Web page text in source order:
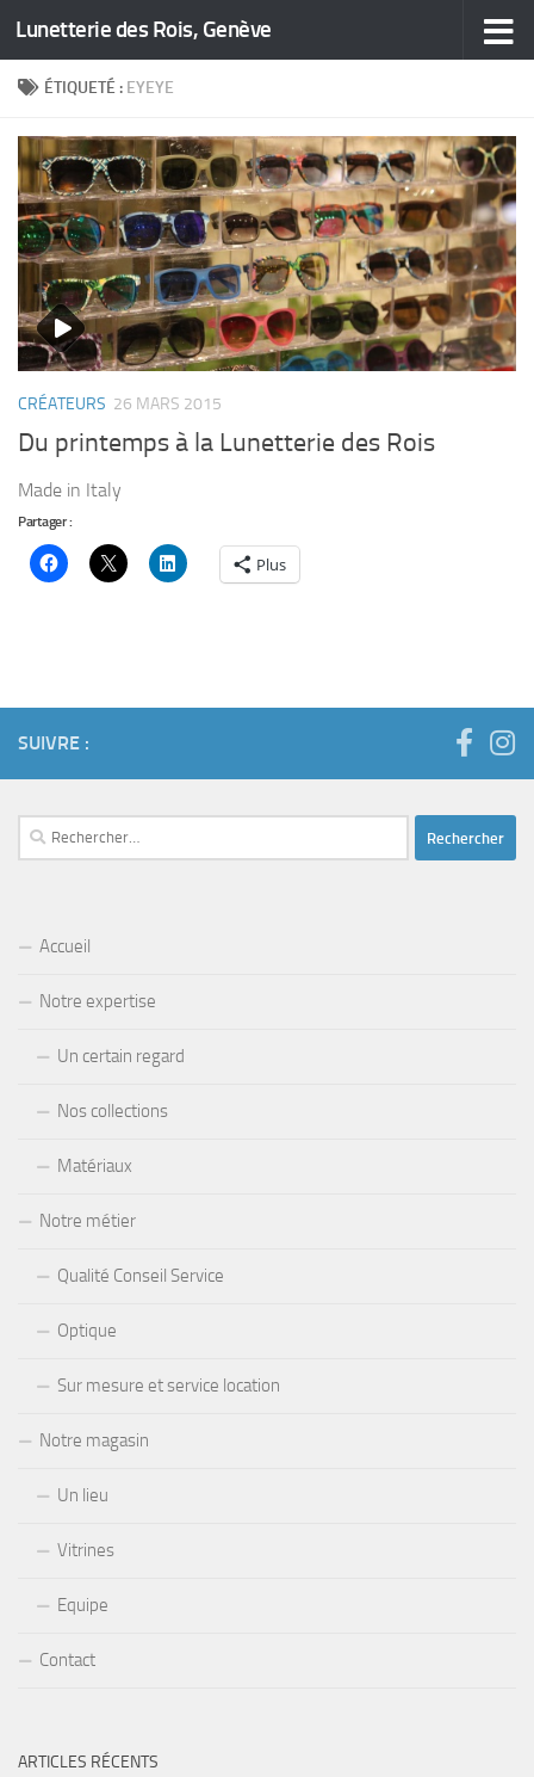
Skip to content
Lunetterie des Rois, Genève
ÉTIQUETÉ : EYEYE
CRÉATEURS 26 MARS 2015
Du printemps à la Lunetterie des Rois
Made in Italy
Partager :
Plus
SUIVRE :
Rechercher :
Accueil
Notre expertise
Un certain regard
Nos collections
Matériaux
Notre métier
Qualité Conseil Service
Optique
Sur mesure et service location
Notre magasin
Un lieu
Vitrines
Equipe
Contact
ARTICLES RÉCENTS